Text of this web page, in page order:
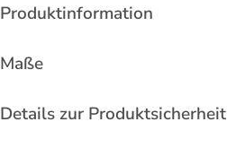
Produktinformation
Maße
Details zur Produktsicherheit